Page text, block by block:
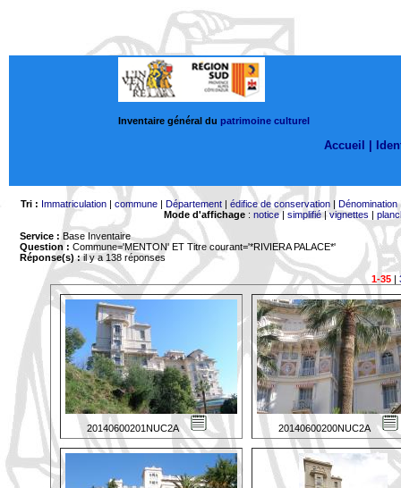
Inventaire général du patrimoine culturel
Accueil |
Tri : Immatriculation| commune| Département| édifice de conservation| Dénomination
Mode d'affichage: notice| simplifié|vignettes |
Service : Base Inventaire
Question : Commune='MENTON' ET Titre courant='*RIVIERA PALACE*'
Réponse(s) :il y a 138 réponses
1-35|
20140600201NUC2A 20140600200NUC2A